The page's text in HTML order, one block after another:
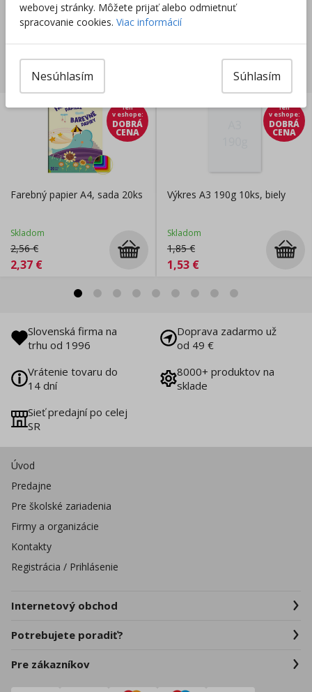
Výrobca/Distribútor
len
v eshope:
DOBRÁ
CENA
Farebný papier A4, sada 20ks
Skladom
2,56€
2,37 €
len
v eshope:
DOBRÁ
CENA
Výkres A3 190g 10ks, biely
Skladom
1,85€
1,53 €
Slovenská firma na
trhu od 1996
Doprava zadarmo už
od 49 €
Vrátenie tovaru do
14 dní
8000+ produktov na
sklade
Sieť predajní po celej
SR
Úvod
Predajne
Pre školské zariadenia
Firmy a organizácie
Kontakty
Registrácia / Prihlásenie
Internetový obchod
Potrebujete poradiť?
Pre zákazníkov
webovej stránky. Môžete prijať alebo odmietnuť
spracovanie cookies. Viac informácií
Súhlasím
Nesúhlasím